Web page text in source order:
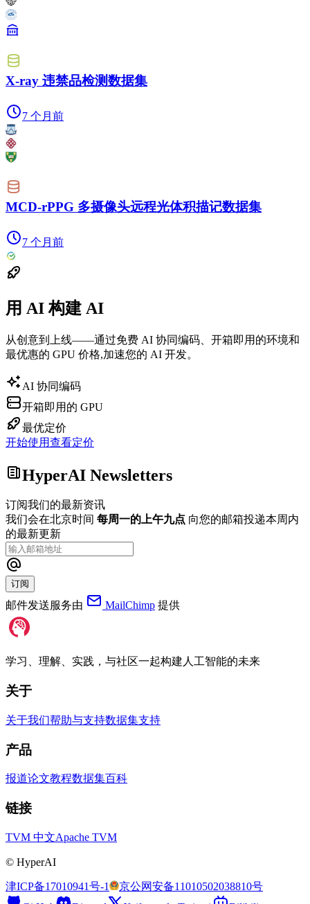
X-ray 违禁品检测数据集
7 个月前
MCD-rPPG 多摄像头远程光体积描记数据集
7 个月前
用 AI 构建 AI
从创意到上线——通过免费 AI 协同编码、开箱即用的环境和
最优惠的 GPU 价格,加速您的 AI 开发。
AI 协同编码
开箱即用的 GPU
最优定价
开始使用查看定价
HyperAI Newsletters
订阅我们的最新资讯
我们会在北京时间 每周一的上午九点 向您的邮箱投递本周内
的最新更新
订阅
邮件发送服务由 MailChimp 提供
学习、理解、实践，与社区一起构建人工智能的未来
关于
关于我们帮助与支持数据集支持
产品
报道论文教程数据集百科
链接
TVM 中文Apache TVM
© HyperAI
津ICP备17010941号-1
京公网安备11010502038810号